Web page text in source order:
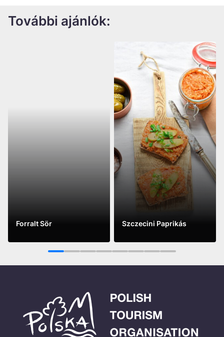
További ajánlók:
Forralt Sör
See more
Szczecini Paprikás
See more
1 2 3 4 5 6 7 8